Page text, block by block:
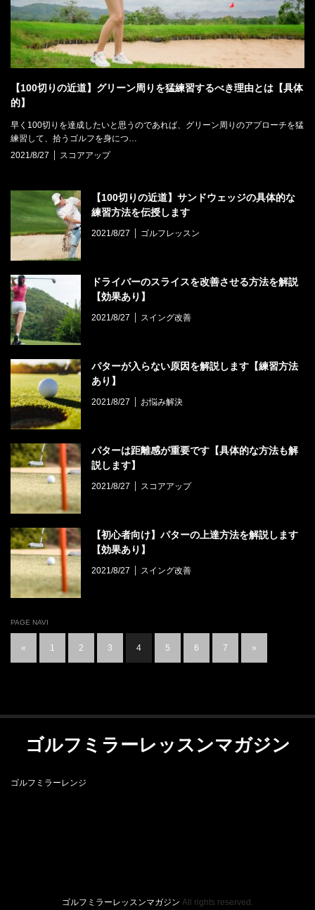
【100切りの近道】グリーン周りを猛練習するべき理由とは【具体
的】
早く100切りを達成したいと思うのであれば、グリーン周りのアプローチを猛
練習して、拾うゴルフを身につ…
2021/8/27
スコアアップ
【100切りの近道】サンドウェッジの具体的な
練習方法を伝授します
2021/8/27 ゴルフレッスン
ドライバーのスライスを改善させる方法を解説
【効果あり】
2021/8/27 スイング改善
パターが入らない原因を解説します【練習方法
あり】
2021/8/27 お悩み解決
パターは距離感が重要です【具体的な方法も解
説します】
2021/8/27 スコアアップ
【初心者向け】パターの上達方法を解説します
【効果あり】
2021/8/27 スイング改善
PAGE NAVI
« 1 2 3 4 5 6 7 »
ゴルフミラーレッスンマガジン
ゴルフミラーレンジ
ゴルフミラーレッスンマガジン All rights reserved.